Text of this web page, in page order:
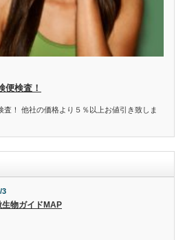
便検査！
！ 他社の価格より５％以上お値引き致しま
3
生物ガイドMAP